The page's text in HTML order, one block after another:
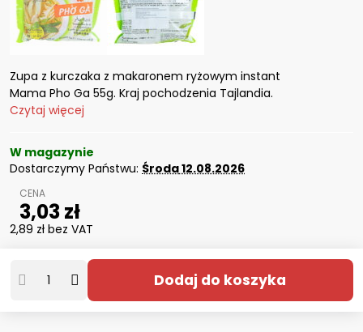
Zupa z kurczaka z makaronem ryżowym instant
Mama Pho Ga 55g. Kraj pochodzenia Tajlandia.
Czytaj więcej
W magazynie
Dostarczymy Państwu: Środa12.08.2026
3,03 zł
2,89 zł bez VAT
Dodaj do koszyka